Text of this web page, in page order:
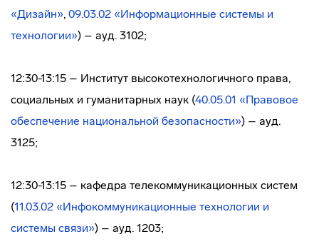
«Дизайн», 09.03.02 «Информационные системы и
технологии») – ауд. 3102;
12:30-13:15 – Институт высокотехнологичного права,
социальных и гуманитарных наук (40.05.01 «Правовое
обеспечение национальной безопасности») – ауд.
3125;
12:30-13:15 – кафедра телекоммуникационных систем
(11.03.02 «Инфокоммуникационные технологии и
системы связи») – ауд. 1203;